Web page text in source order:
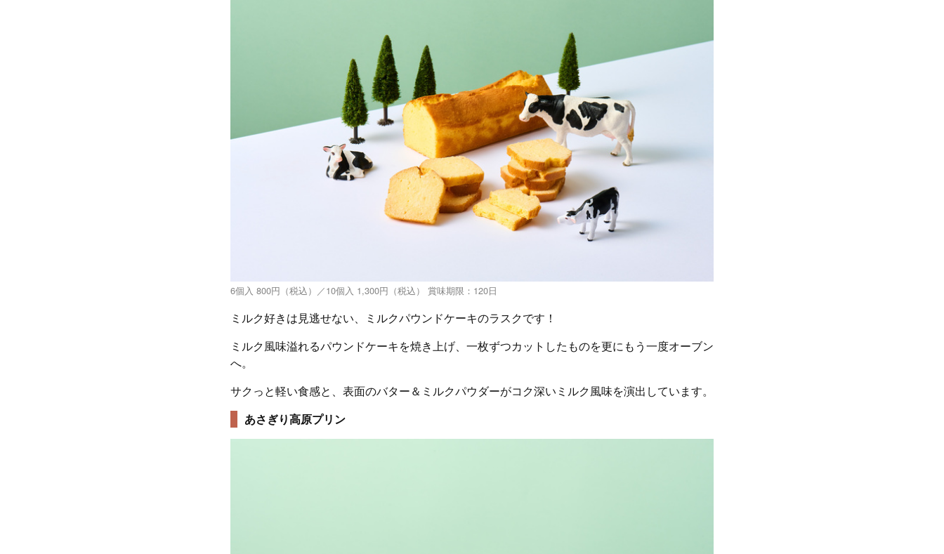
6個入 800円（税込）／10個入 1,300円（税込） 賞味期限：120日
ミルク好きは見逃せない、ミルクパウンドケーキのラスクです！
ミルク風味溢れるパウンドケーキを焼き上げ、一枚ずつカットしたものを更にもう一度オーブン
へ。
サクっと軽い食感と、表面のバター＆ミルクパウダーがコク深いミルク風味を演出しています。
あさぎり高原プリン